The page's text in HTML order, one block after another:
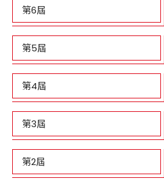
第6屆
第5屆
第4屆
第3屆
第2屆